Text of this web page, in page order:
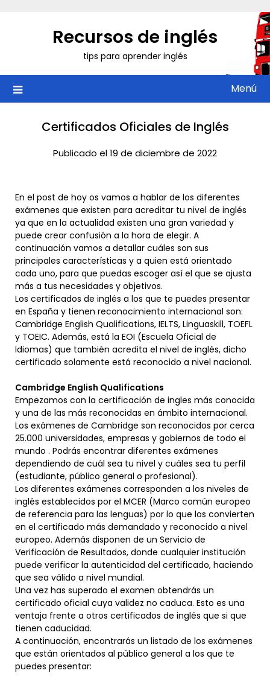
Recursos de inglés
tips para aprender inglés
Menú
Certificados Oficiales de Inglés
Publicado el 19 de diciembre de 2022
En el post de hoy os vamos a hablar de los diferentes
exámenes que existen para acreditar tu nivel de inglés
ya que en la actualidad existen una gran variedad y
puede crear confusión a la hora de elegir. A
continuación vamos a detallar cuáles son sus
principales características y a quien está orientado
cada uno, para que puedas escoger así el que se ajusta
más a tus necesidades y objetivos.
Los certificados de inglés a los que te puedes presentar
en España y tienen reconocimiento internacional son:
Cambridge English Qualifications, IELTS, Linguaskill, TOEFL
y TOEIC. Además, está la EOI (Escuela Oficial de
Idiomas) que también acredita el nivel de inglés, dicho
certificado solamente está reconocido a nivel nacional.
Cambridge English Qualifications
Empezamos con la certificación de ingles más conocida
y una de las más reconocidas en ámbito internacional.
Los exámenes de Cambridge son reconocidos por cerca
25.000 universidades, empresas y gobiernos de todo el
mundo . Podrás encontrar diferentes exámenes
dependiendo de cuál sea tu nivel y cuáles sea tu perfil
(estudiante, público general o profesional).
Los diferentes exámenes corresponden a los niveles de
inglés establecidos por el MCER (Marco común europeo
de referencia para las lenguas) por lo que los convierten
en el certificado más demandado y reconocido a nivel
europeo. Además disponen de un Servicio de
Verificación de Resultados, donde cualquier institución
puede verificar la autenticidad del certificado, haciendo
que sea válido a nivel mundial.
Una vez has superado el examen obtendrás un
certificado oficial cuya validez no caduca. Esto es una
ventaja frente a otros certificados de inglés que si que
tienen caducidad.
A continuación, encontrarás un listado de los exámenes
que están orientados al público general a los que te
puedes presentar: